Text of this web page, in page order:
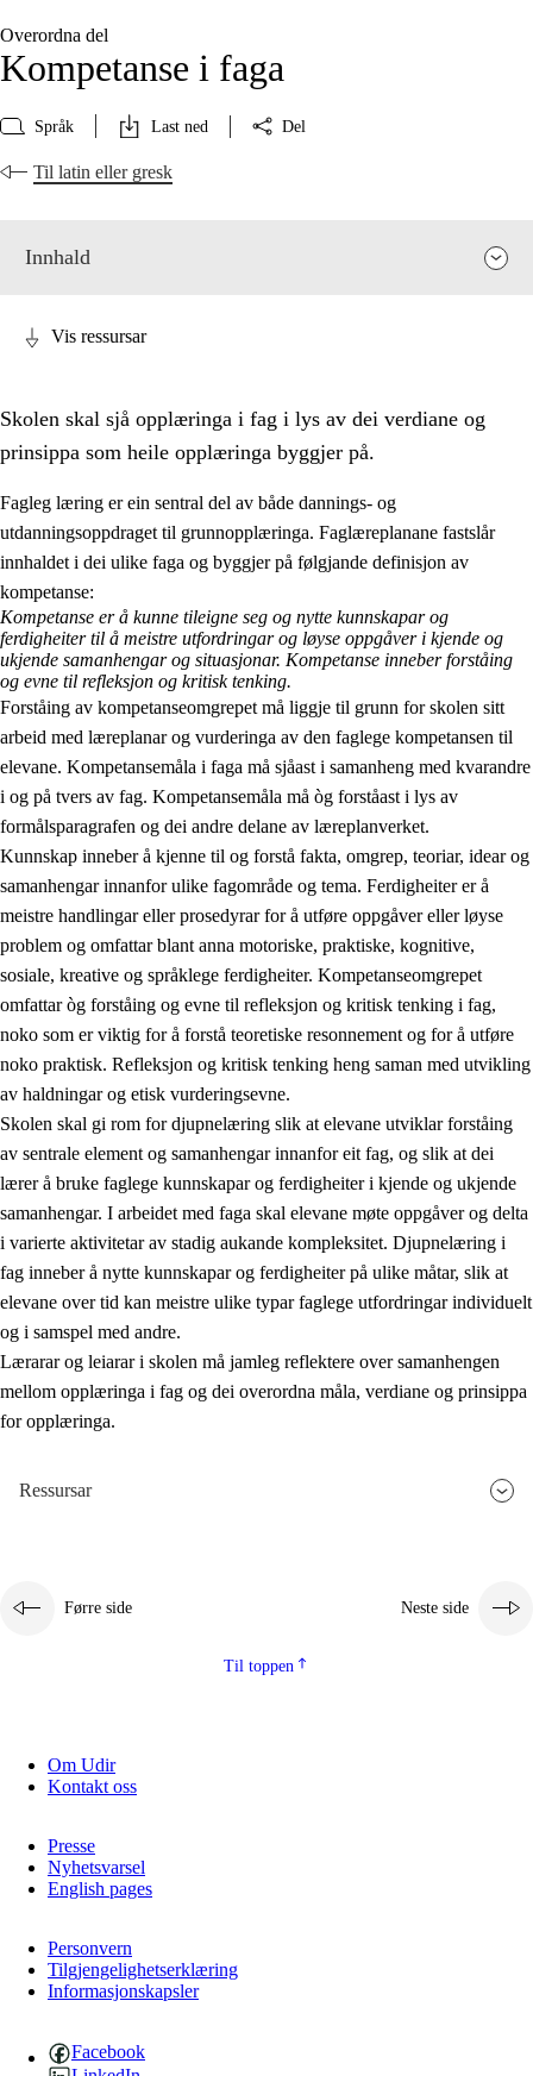
Overordna del
Kompetanse i faga
Språk Last ned Del
Til latin eller gresk
Innhald
2. Prinsipp for læring, utvikling og danning
2.1 Sosial læring og utvikling
2.2 Kompetanse i faga
2.3 Grunnleggjande ferdigheiter
2.4 Å lære å lære
Tverrfaglege tema
Vis ressursar
Skolen skal sjå opplæringa i fag i lys av dei verdiane og
prinsippa som heile opplæringa byggjer på.
Fagleg læring er ein sentral del av både dannings- og
utdanningsoppdraget til grunnopplæringa. Faglæreplanane fastslår
innhaldet i dei ulike faga og byggjer på følgjande definisjon av
kompetanse:
Kompetanse er å kunne tileigne seg og nytte kunnskapar og
ferdigheiter til å meistre utfordringar og løyse oppgåver i kjende og
ukjende samanhengar og situasjonar. Kompetanse inneber forståing
og evne til refleksjon og kritisk tenking.
Forståing av kompetanseomgrepet må liggje til grunn for skolen sitt
arbeid med læreplanar og vurderinga av den faglege kompetansen til
elevane. Kompetansemåla i faga må sjåast i samanheng med kvarandre
i og på tvers av fag. Kompetansemåla må òg forståast i lys av
formålsparagrafen og dei andre delane av læreplanverket.
Kunnskap inneber å kjenne til og forstå fakta, omgrep, teoriar, idear og
samanhengar innanfor ulike fagområde og tema. Ferdigheiter er å
meistre handlingar eller prosedyrar for å utføre oppgåver eller løyse
problem og omfattar blant anna motoriske, praktiske, kognitive,
sosiale, kreative og språklege ferdigheiter. Kompetanseomgrepet
omfattar òg forståing og evne til refleksjon og kritisk tenking i fag,
noko som er viktig for å forstå teoretiske resonnement og for å utføre
noko praktisk. Refleksjon og kritisk tenking heng saman med utvikling
av haldningar og etisk vurderingsevne.
Skolen skal gi rom for djupnelæring slik at elevane utviklar forståing
av sentrale element og samanhengar innanfor eit fag, og slik at dei
lærer å bruke faglege kunnskapar og ferdigheiter i kjende og ukjende
samanhengar. I arbeidet med faga skal elevane møte oppgåver og delta
i varierte aktivitetar av stadig aukande kompleksitet. Djupnelæring i
fag inneber å nytte kunnskapar og ferdigheiter på ulike måtar, slik at
elevane over tid kan meistre ulike typar faglege utfordringar individuelt
og i samspel med andre.
Lærarar og leiarar i skolen må jamleg reflektere over samanhengen
mellom opplæringa i fag og dei overordna måla, verdiane og prinsippa
for opplæringa.
Ressursar
Førre side Neste side
Til toppen
Om Udir
Kontakt oss
Presse
Nyhetsvarsel
English pages
Personvern
Tilgjengelighetserklæring
Informasjonskapsler
Facebook